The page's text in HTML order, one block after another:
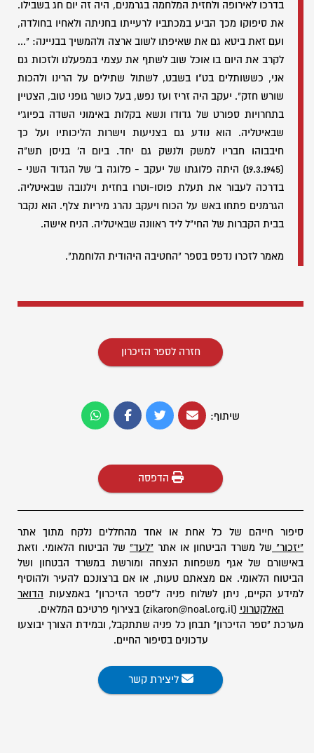
בדרכו לאירופה ולחזית המלחמה בגרמנים, היה זה יום חג בשבילו.
את סיפוקו מכך הביע במכתביו לרעייתו בחניתה ולאחיו בחולדה,
ועם זאת ביטא גם את שאיפתו לשוב ארצה ולהמשיך בבניינה: "...
לקרב את היום בו אוכל שוב לשתף את עצמי במפעלנו ולזכות גם
אני, כששותלים בט"ו בשבט, לשתול שתילים על הרינו ולהכות
שורש חזק". יעקב היה זריז ועז נפש, בעל כושר גופני טוב, הצטיין
בתחרויות ספורט של גדודו ונשא בקלות באימוני השדה בפיוג'י
שבאיטליה. הוא נודע גם בצניעות וישרות הליכותיו ועל כך
חיבבוהו חבריו למשק ולנשק גם יחד. ביום ה' בניסן תש"ה
(19.3.1945) היתה פלוגתו של יעקב - פלוגה ב' של הגדוד השני -
בדרכה לעבור את תעלת פוסו-וטרו בחזית וילנובה שבאיטליה.
הגרמנים פתחו באש על הכוח ויעקב נהרג מיריות צלף. הוא נקבר
בבית הקברות של החי"ל ליד ראוונה שבאיטליה. הניח אישה.
מאמר לזכרו נדפס בספר "החטיבה היהודית הלוחמת".
חזרה לספר הזיכרון
שיתוף:
הדפסה
סיפור חייהם של כל אחת או אחד מהחללים נלקח מתוך אתר
"יזכור" של משרד הביטחון או אתר "לעד" של הביטוח הלאומי. וזאת
באישורם של אגף משפחות הנצחה ומורשת במשרד הבטחון ושל
הביטוח הלאומי. אם מצאתם טעות, או אם ברצונכם להעיר ולהוסיף
למידע הקיים, ניתן לשלוח פניה ל"ספר הזיכרון" באמצעות הדואר
האלקטרוני (zikaron@noal.org.il) בצירוף פרטיכם המלאים.
מערכת "ספר הזיכרון" תבחן כל פניה שתתקבל, ובמידת הצורך יבוצעו
עדכונים בסיפור החיים.
ליצירת קשר